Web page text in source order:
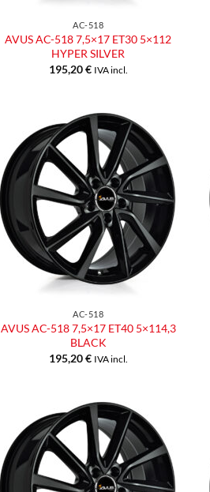
AC-518
AVUS AC-518 7,5×17 ET30 5×112
HYPER SILVER
195,20€ IVA incl.
Aggiungi
alla lista
dei
desideri
AC-518
AVUS AC-518 7,5×17 ET40 5×114,3
BLACK
195,20€ IVA incl.
Aggiungi
alla lista
dei
desideri